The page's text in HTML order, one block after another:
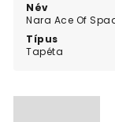
Név
Nara Ace Of
Típus
Tapéta